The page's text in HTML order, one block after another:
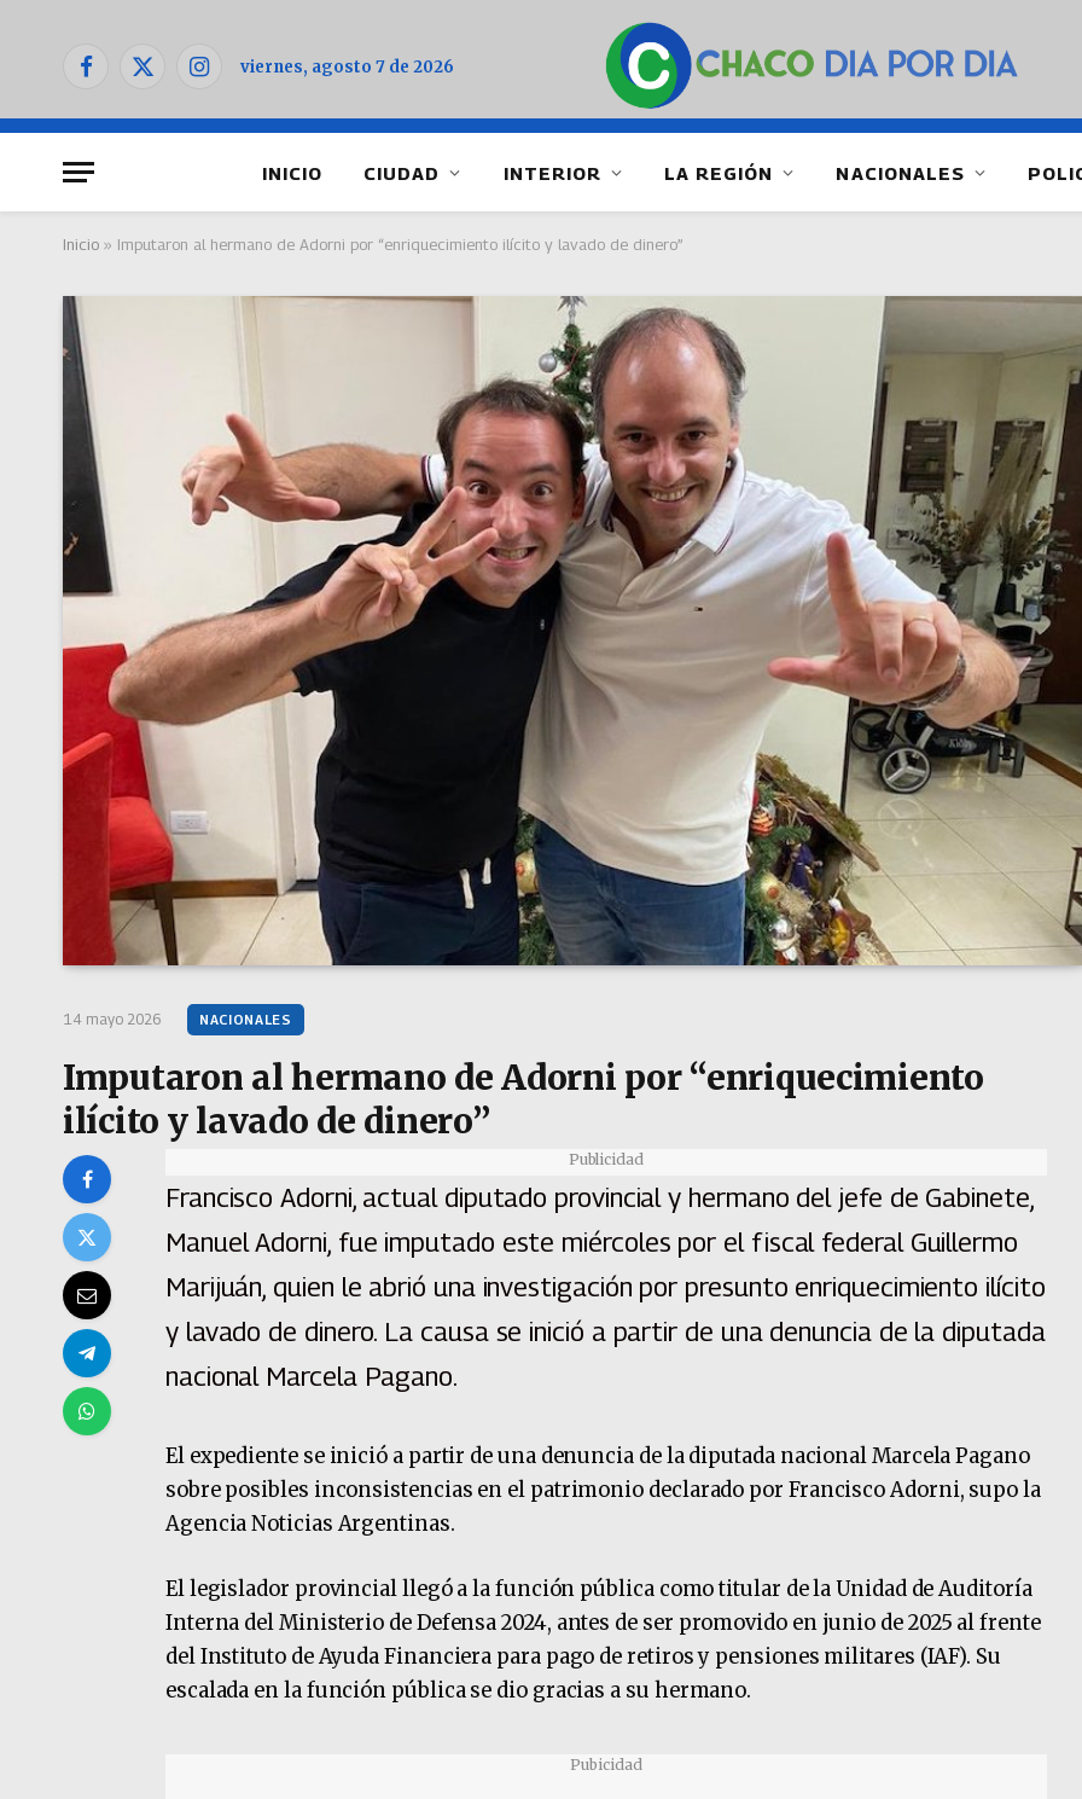
Facebook
X
Instagramviernes, agosto 7 de 2026
INICIO CIUDAD INTERIOR LA REGIÓN NACIONALES
Inicio » Imputaron al hermano de Adorni por “enriquecimiento ilícito y lavado de dinero”
14 mayo 2026 NACIONALES
Imputaron al hermano de Adorni por “enriquecimiento
ilícito y lavado de dinero”
Publicidad
Francisco Adorni, actual diputado provincial y hermano del jefe de Gabinete,
Manuel Adorni, fue imputado este miércoles por el fiscal federal Guillermo
Marijuán, quien le abrió una investigación por presunto enriquecimiento ilícito
y lavado de dinero. La causa se inició a partir de una denuncia de la diputada
nacional Marcela Pagano.
El expediente se inició a partir de una denuncia de la diputada nacional Marcela Pagano
sobre posibles inconsistencias en el patrimonio declarado por Francisco Adorni, supo la
Agencia Noticias Argentinas.
El legislador provincial llegó a la función pública como titular de la Unidad de Auditoría
Interna del Ministerio de Defensa 2024, antes de ser promovido en junio de 2025 al frente
del Instituto de Ayuda Financiera para pago de retiros y pensiones militares (IAF). Su
escalada en la función pública se dio gracias a su hermano.
Pubicidad